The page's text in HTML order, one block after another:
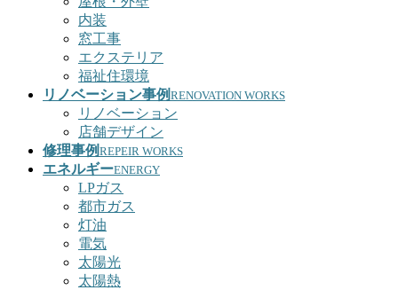
内装
窓工事
エクステリア
福祉住環境
リノベーション事例 RENOVATION WORKS
リノベーション
店舗デザイン
修理事例 REPEIR WORKS
エネルギーENERGY
LPガス
都市ガス
灯油
電気
太陽光
太陽熱